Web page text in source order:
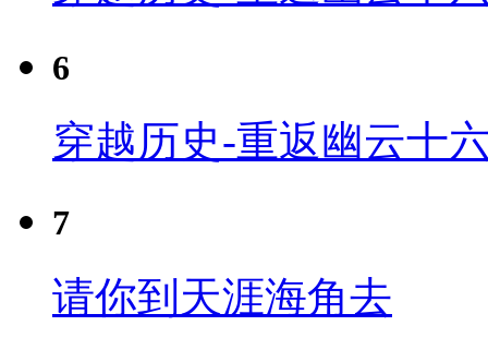
6
穿越历史-重返幽云十
7
请你到天涯海角去